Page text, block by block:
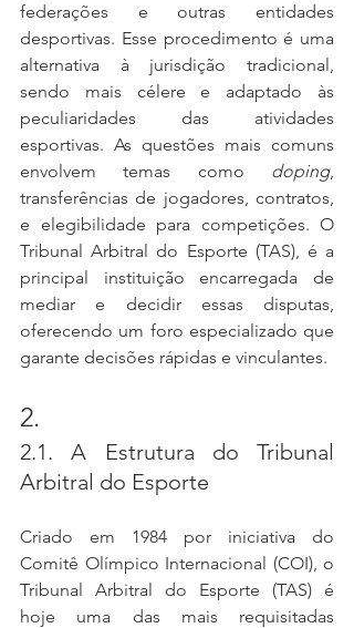
federações e outras entidades
desportivas. Esse procedimento é uma
alternativa à jurisdição tradicional,
sendo mais célere e adaptado às
peculiaridades das atividades
esportivas. As questões mais comuns
envolvem temas como doping,
transferências de jogadores, contratos,
e elegibilidade para competições. O
Tribunal Arbitral do Esporte (TAS), é a
principal instituição encarregada de
mediar e decidir essas disputas,
oferecendo um foro especializado que
garante decisões rápidas e vinculantes.
2.
2.1. A Estrutura do Tribunal
Arbitral do Esporte
Criado em 1984 por iniciativa do
Comitê Olímpico Internacional (COI), o
Tribunal Arbitral do Esporte (TAS) é
hoje uma das mais requisitadas